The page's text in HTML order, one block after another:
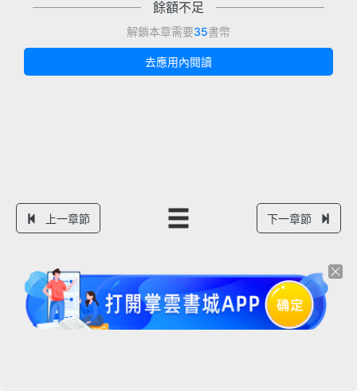
餘額不足
解鎖本章需要35書幣
去應用內閱讀
上一章節 下一章節